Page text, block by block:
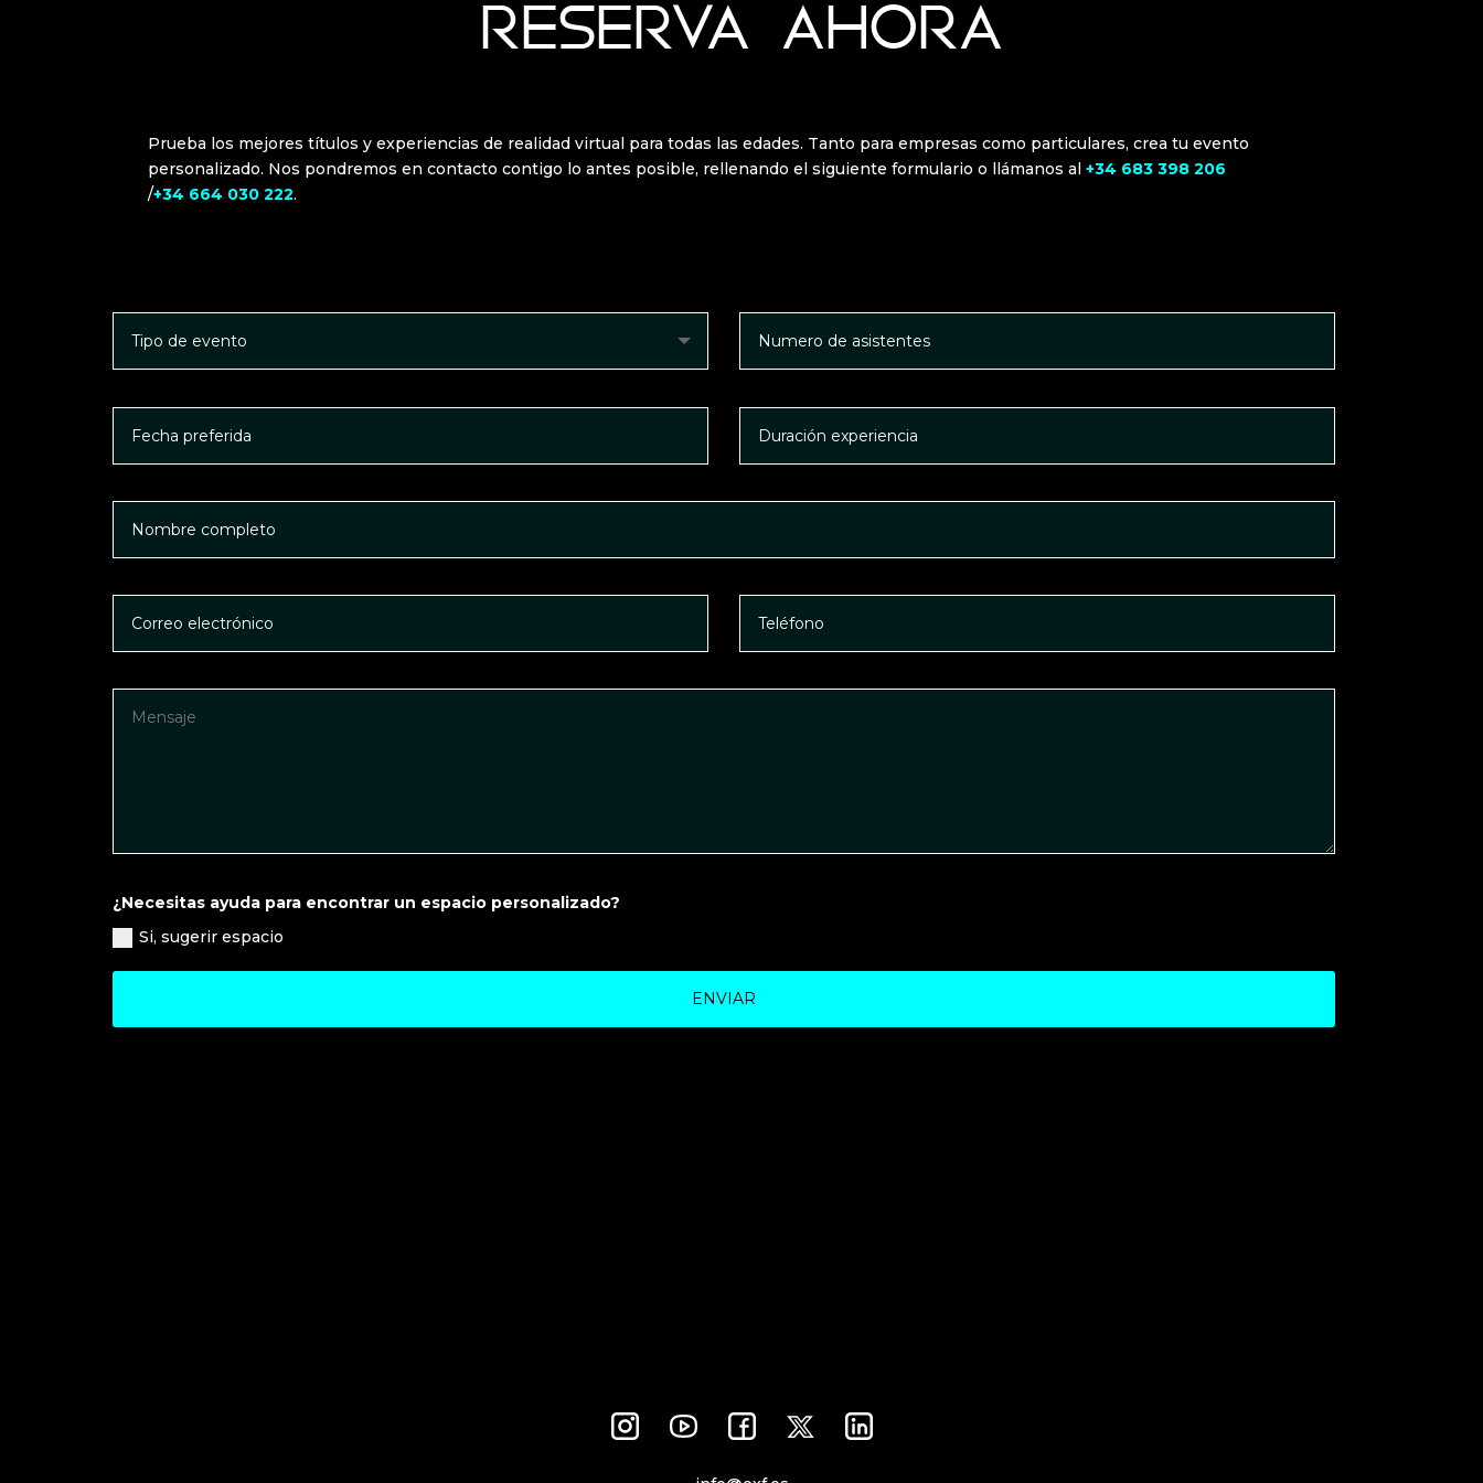
RESERVA AHORA
Prueba los mejores títulos y experiencias de realidad virtual para todas las edades. Tanto para empresas como particulares, crea tu evento
personalizado. Nos pondremos en contacto contigo lo antes posible, rellenando el siguiente formulario o llámanos al+34 683 398 206
/+34 664 030 222.
¿Necesitas ayuda para encontrar un espacio personalizado?
Si, sugerir espacio
ENVIAR